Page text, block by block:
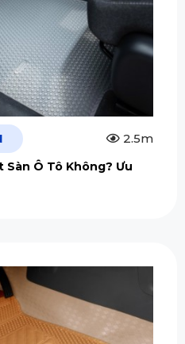
2.5m
Sàn Ô Tô Không? Ưu